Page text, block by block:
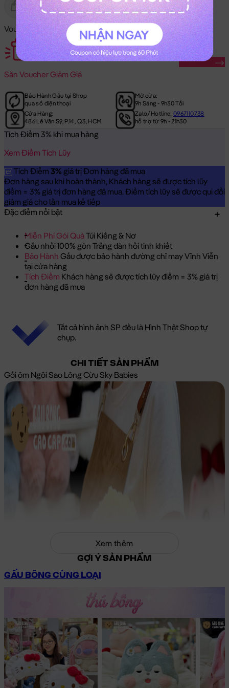
Gửi Tặng Hết Hàng
Voucher Mã Khuyến Mãi:
Săn Voucher Giảm Giá
Săn Ngay
Bảo Hành Gấu tại Shop
qua số điện thoại
Mở cửa:
9h Sáng - 9h30 Tối
Cửa Hàng:
486 Lê Văn Sỹ, P.14, Q.3, HCM
Zalo/Hotline:0967110738
hỗ trợ từ 9h - 21h30
Tích Điểm 3% khi mua hàng
Xem Điểm Tích Lũy
Tích Điểm 3% giá trị Đơn hàng đã mua
Đơn hàng sau khi hoàn thành, Khách hàng sẽ được tích lũy
điểm = 3% giá trị đơn hàng đã mua. Điểm tích lũy sẽ được qui đổi
giảm giá cho lần mua kế tiếp
Đặc điểm nổi bật
Miễn Phí Gói QuàTúi Kiếng & Nơ
Gấu nhồi 100% gòn Trắng đàn hồi tinh khiết
Bảo Hành Gấu được bảo hành đường chỉ may Vĩnh Viễn
tại cửa hàng
Tích Điểm Khách hàng sẽ được tích lũy điểm = 3% giá trị
đơn hàng đã mua
Tất cả hình ảnh SP đều là Hình Thật Shop tự
chụp.
CHI TIẾT SẢN PHẨM
Gối ôm Ngôi Sao Lông Cừu Sky Babies
Xem thêm
GỢI Ý SẢN PHẨM
GẤU BÔNG CÙNG LOẠI